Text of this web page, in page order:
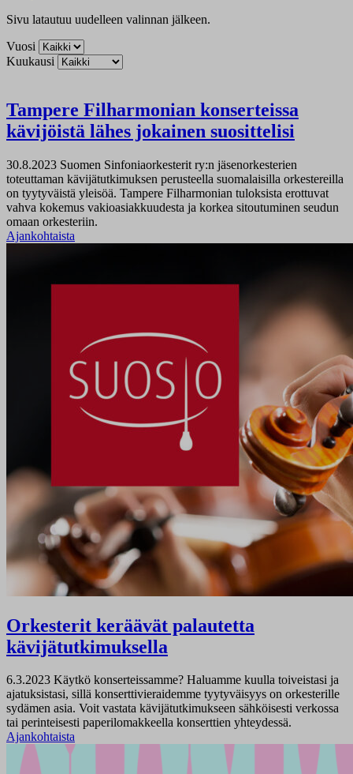
Sivu latautuu uudelleen valinnan jälkeen.
Vuosi
Kuukausi
Tampere Filharmonian konserteissa
kävijöistä lähes jokainen suosittelisi
30.8.2023 Suomen Sinfoniaorkesterit ry:n jäsenorkesterien
toteuttaman kävijätutkimuksen perusteella suomalaisilla orkestereilla
on tyytyväistä yleisöä. Tampere Filharmonian tuloksista erottuvat
vahva kokemus vakioasiakkuudesta ja korkea sitoutuminen seudun
omaan orkesteriin.
Ajankohtaista
Orkesterit keräävät palautetta
kävijätutkimuksella
6.3.2023 Käytkö konserteissamme? Haluamme kuulla toiveistasi ja
ajatuksistasi, sillä konserttivieraidemme tyytyväisyys on orkesterille
sydämen asia. Voit vastata kävijätutkimukseen sähköisesti verkossa
tai perinteisesti paperilomakkeella konserttien yhteydessä.
Ajankohtaista